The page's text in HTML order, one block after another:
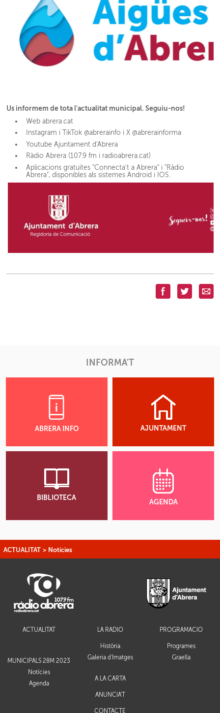
Us informem de tota l'actualitat municipal. Seguiu-nos!
Web abrera.cat
Instagram i TikTok @abrerainfo i X @abrerainforma
Youtube Ajuntament d'Abrera
Ràdio Abrera (107.9 fm i radioabrera.cat)
Aplicacions gratuïtes "Connecta't a Abrera" i "Ràdio
Abrera", disponibles als sistemes Android i IOS.
INFORMA'T
ABRERA INFO AJUNTAMENT
BIBLIOTECA
AGENDA
ACTUALITAT > Notícies
ACTUALITAT
MUNICIPALS 28M 2023
Notícies
Agenda
LA RÀDIO
Història
Galeria d'Imatges
PROGRAMACIÓ
Programes
Graella
A LA CARTA
ANUNCIA'T
CONTACTE